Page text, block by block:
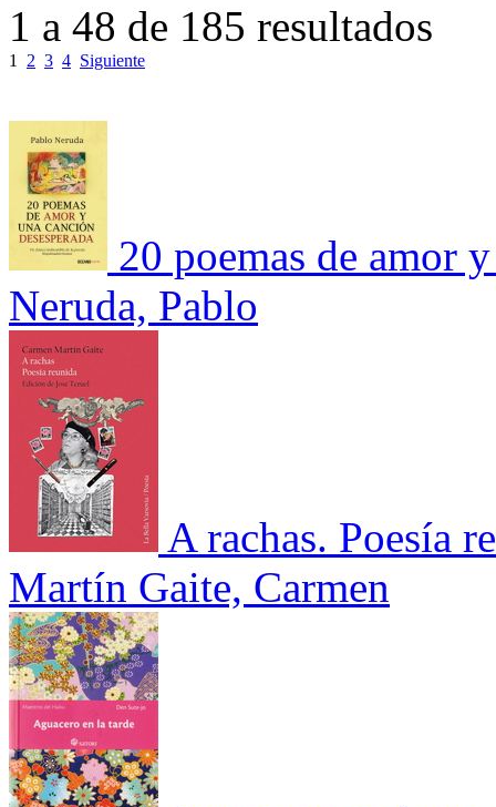
1 a 48 de 185 resultados
1 2 3 4 Siguiente
20 poemas de amor
Neruda, Pablo
A rachas. Poesía
Martín Gaite, Carmen